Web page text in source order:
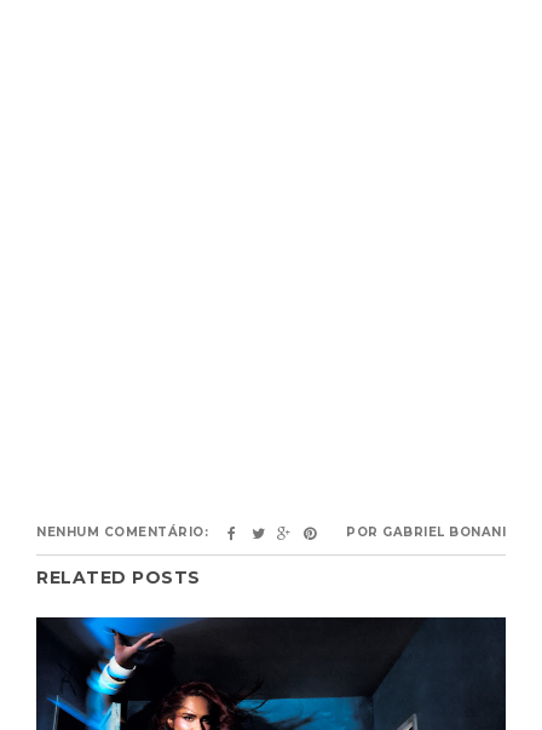
NENHUM COMENTÁRIO: POR GABRIEL BONANI
RELATED POSTS